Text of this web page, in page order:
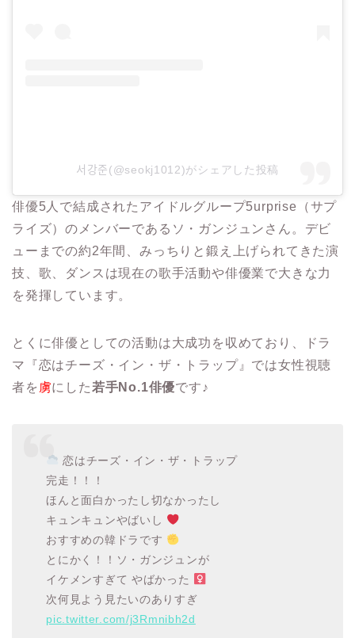
서강준(@seokj1012)がシェアした投稿
俳優5人で結成されたアイドルグループ5urprise（サプ
ライズ）のメンバーであるソ・ガンジュンさん。デビ
ューまでの約2年間、みっちりと鍛え上げられてきた演
技、歌、ダンスは現在の歌手活動や俳優業で大きな力
を発揮しています。
とくに俳優としての活動は大成功を収めており、ドラ
マ『恋はチーズ・イン・ザ・トラップ』では女性視聴
者を 虜にした若手No.1俳優です♪
恋はチーズ・イン・ザ・トラップ
完走！！！
ほんと面白かったし切なかったし
キュンキュンやばいし
おすすめの韓ドラです
とにかく！！ソ・ガンジュンが
イケメンすぎて やばかった ‍
次何見よう見たいのありすぎ
pic.twitter.com/j3Rmnibh2d